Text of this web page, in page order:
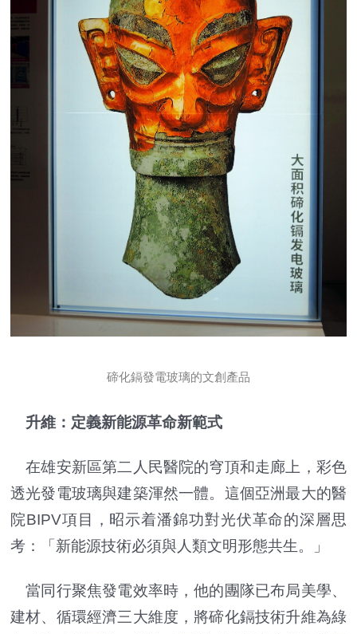
碲化鎘發電玻璃的文創產品
升維：定義新能源革命新範式
在雄安新區第二人民醫院的穹頂和走廊上，彩色
透光發電玻璃與建築渾然一體。這個亞洲最大的醫
院BIPV項目，昭示着潘錦功對光伏革命的深層思
考：「新能源技術必須與人類文明形態共生。」
當同行聚焦發電效率時，他的團隊已布局美學、
建材、循環經濟三大維度，將碲化鎘技術升維為綠